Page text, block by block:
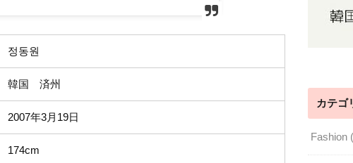
정동원
韓国 済州
2007年3月19日
174cm
カテゴ
Fashion